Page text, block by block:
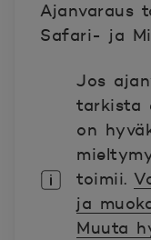
Ajanvaraus
Safari- ja
Jos
tarkista
on
toimii.
ja
Muuta